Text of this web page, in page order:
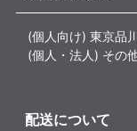
(個人向け) 東京品
(個人・法人) その
配送について